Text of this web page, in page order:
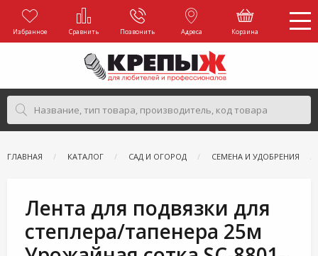
Избранное Сравнить Позвонить Адреса Корзина
ГЛАВНАЯ КАТАЛОГ САД И ОГОРОД СЕМЕНА И УДОБРЕНИЯ
Лента для подвязки для
степлера/тапенера 25м